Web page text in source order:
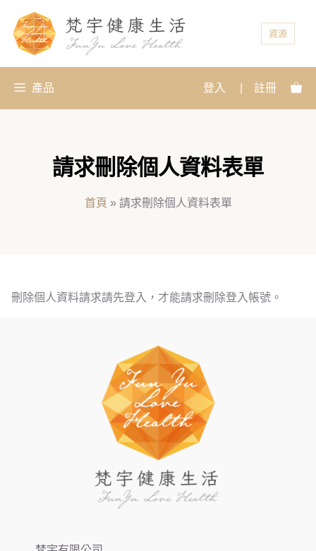
資源
產品 登入 註冊
請求刪除個人資料表單
首頁 » 請求刪除個人資料表單
刪除個人資料請求請先登入，才能請求刪除登入帳號。